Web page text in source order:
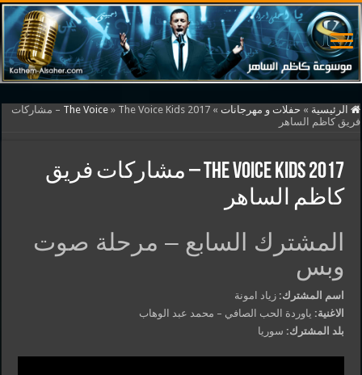
الرئيسية » حفلات و مهرجانات »
The Voice »
The Voice Kids 2017 – مشاركات
فريق كاظم الساهر
The Voice Kids 2017 – مشاركات فريق
كاظم الساهر
المشترك السابع – مرحلة صوت
وبس
اسم المشترك: زياد امونة
الاغنية: ياوردة الحب الصافي – محمد عبد الوهاب
بلد المشترك: سوريا